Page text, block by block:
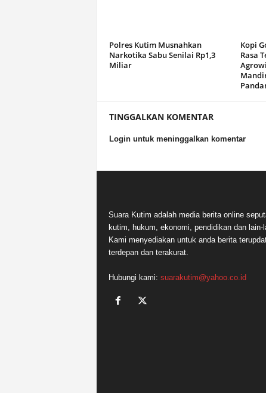
Polres Kutim Musnahkan
Narkotika Sabu Senilai Rp1,3
Miliar
Kopi
Rasa
TINGGALKAN KOMENTAR
Login untuk meninggalkan komentar
Suara Kutim adalah media berita online
kutim, hukum, ekonomi, pendidikan dan lain-
Kami menyediakan untuk anda berita
terdepan dan terakurat.
Hubungi kami: suarakutim@yahoo.co.id